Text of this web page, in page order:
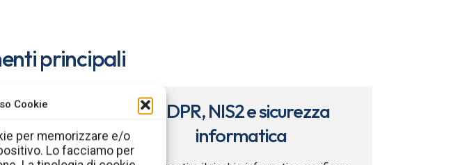
Cookie
per memorizzare e/o
Lo facciamo per
principali
GDPR, NIS2 e sicurezza
informatica